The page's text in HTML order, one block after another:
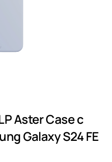
Aster Case c
Galaxy S24 FE